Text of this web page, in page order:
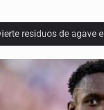
residuos de agave
ya de ciclosporiasis
al Congreso de